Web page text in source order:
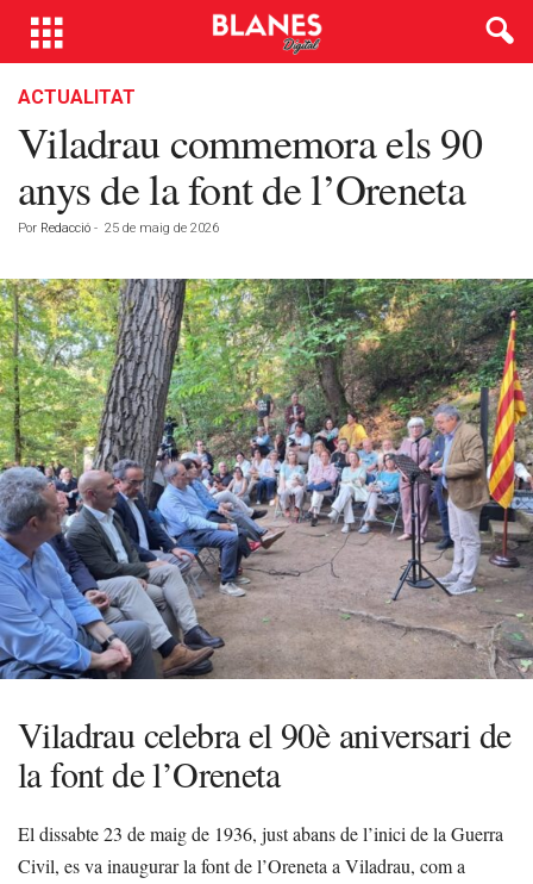
ACTUALITAT
Viladrau commemora els 90
anys de la font de l’Oreneta
Por Redacció - 25 de maig de 2026
Viladrau celebra el 90è aniversari de
la font de l’Oreneta
El dissabte 23 de maig de 1936, just abans de l’inici de la Guerra
Civil, es va inaugurar la font de l’Oreneta a Viladrau, com a